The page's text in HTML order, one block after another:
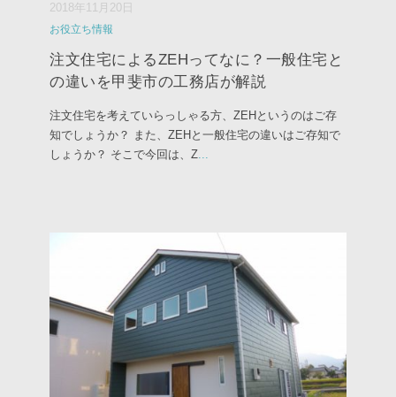
2018年11月20日
お役立ち情報
注文住宅によるZEHってなに？一般住宅と
の違いを甲斐市の工務店が解説
注文住宅を考えていらっしゃる方、ZEHというのはご存
知でしょうか？ また、ZEHと一般住宅の違いはご存知で
しょうか？ そこで今回は、Z...